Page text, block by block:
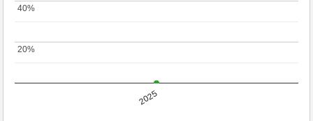
2025
20%
20%
40%
40%